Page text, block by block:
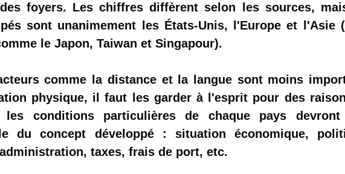
foyers. Les chiffres diffèrent selon les sources,
sont unanimement les États-Unis, l'Europe et l'Asie
le Japon, Taiwan et Singapour).
comme la distance et la langue sont moins
physique, il faut les garder à l'esprit pour des
les conditions particulières de chaque pays
du concept développé : situation économique,
taxes, frais de port, etc.